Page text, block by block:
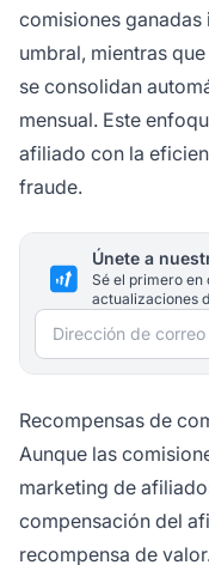
comisiones ganadas
umbral, mientras
se consolidan
mensual. Este
afiliado con la
fraude.
Únete a
Sé el primero en
actualizaciones
Dirección de
Recompensas de
Aunque las
marketing de
compensación del
recompensa de